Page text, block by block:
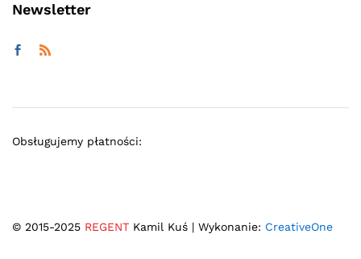
Newsletter
© 2015-2025 REGENT Kamil Kuś | Wykonanie: CreativeOne
Obsługujemy płatności: